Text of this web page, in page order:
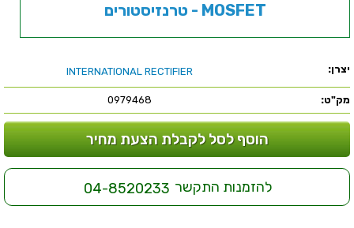
טרנזיסטורים - MOSFET
יצרן: INTERNATIONAL RECTIFIER
מק"ט: 0979468
הוסף לסל לקבלת הצעת מחיר
להזמנות התקשר 04-8520233